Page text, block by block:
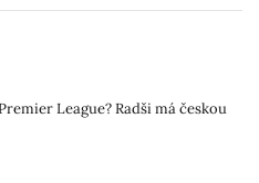
League? Radši má českou